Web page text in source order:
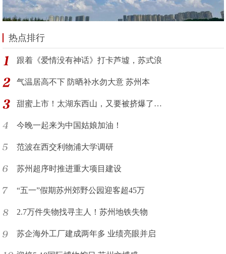
热点排行
跟着《爱情没有神话》打卡芦墟，苏式浪
气温居高不下 防晒补水勿大意 苏州本
甜蜜上市！太湖东西山，又要被挤爆了…
今晚一起来为中国姑娘加油！
范波在西交利物浦大学调研
苏州超序时推进重大项目建设
“五一”假期苏州郊野公园迎客超45万
2.7万件失物找寻主人！苏州地铁失物
苏企海外工厂建成两年多 业绩亮眼并启